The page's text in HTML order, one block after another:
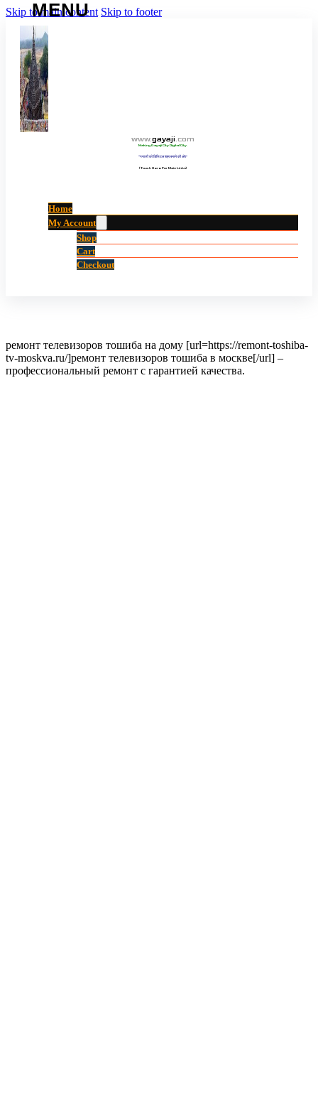
Skip to main content Skip to footer
www.gayaji.com
Making Gayaji City Digital City.
“गयाजी को डिजिटल शहर बनाने की ओर”
(Touch Here For Main Links)
Home
My Account
Shop
Cart
Checkout
ремонт телевизоров тошиба на дому [url=https://remont-toshiba-
tv-moskva.ru/]ремонт телевизоров тошиба в москве[/url] –
профессиональный ремонт с гарантией качества.